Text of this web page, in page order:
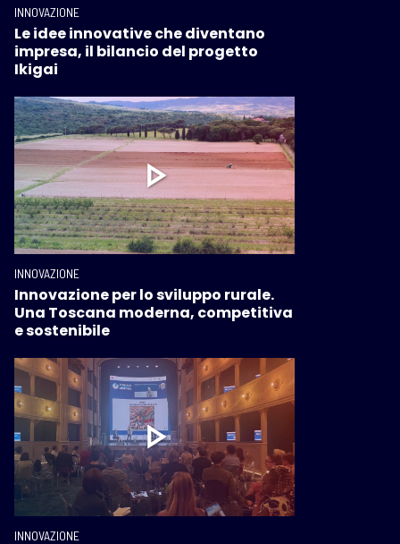
INNOVAZIONE
Le idee innovative che diventano
impresa, il bilancio del progetto
Ikigai
INNOVAZIONE
Innovazione per lo sviluppo rurale.
Una Toscana moderna, competitiva
e sostenibile
INNOVAZIONE